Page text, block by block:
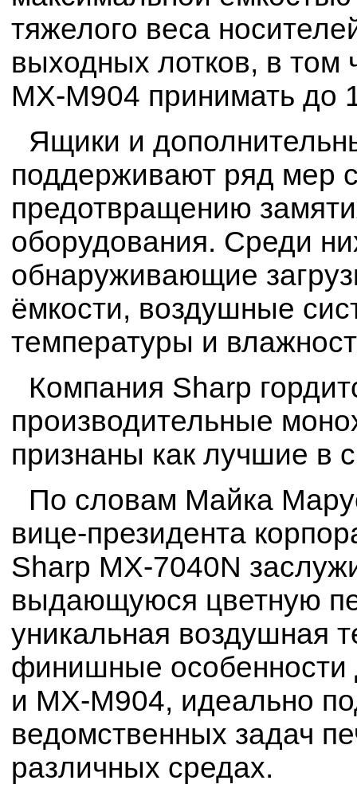
тяжелого веса
выходных лотков, в том
MX-M904 принимать до
Ящики и
поддерживают ряд мер
предотвращению
оборудования. Среди
обнаруживающие
ёмкости, воздушные
температуры и
Компания Sharp
производительные
признаны как лучшие в
По словам Майка
вице-президента
Sharp MX-7040N
выдающуюся цветную
уникальная воздушная
финишные особенности
и MX-M904, идеально
ведомственных задач
различных средах.